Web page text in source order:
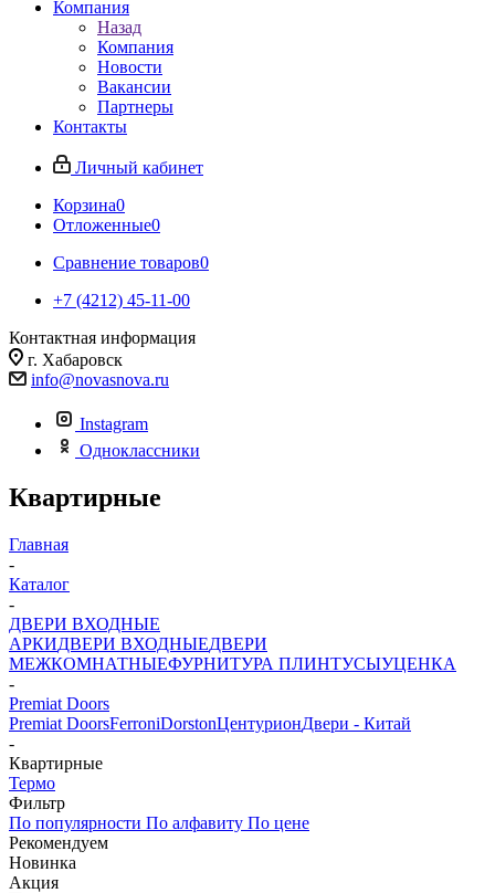
Компания
Назад
Компания
Новости
Вакансии
Партнеры
Контакты
Личный кабинет
Корзина0
Отложенные0
Сравнение товаров0
+7 (4212) 45-11-00
Контактная информация
г. Хабаровск
info@novasnova.ru
Instagram
Одноклассники
Квартирные
Главная
-
Каталог
-
ДВЕРИ ВХОДНЫЕ
АРКИДВЕРИ ВХОДНЫЕДВЕРИ
МЕЖКОМНАТНЫЕФУРНИТУРА ПЛИНТУСЫУЦЕНКА
-
Premiat Doors
Premiat DoorsFerroniDorstonЦентурионДвери - Китай
-
Квартирные
Термо
Фильтр
По популярности По алфавиту По цене
Рекомендуем
Новинка
Акция